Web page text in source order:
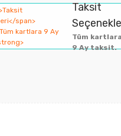
Taksit
Tüm kartlara
9 Ay taksit.